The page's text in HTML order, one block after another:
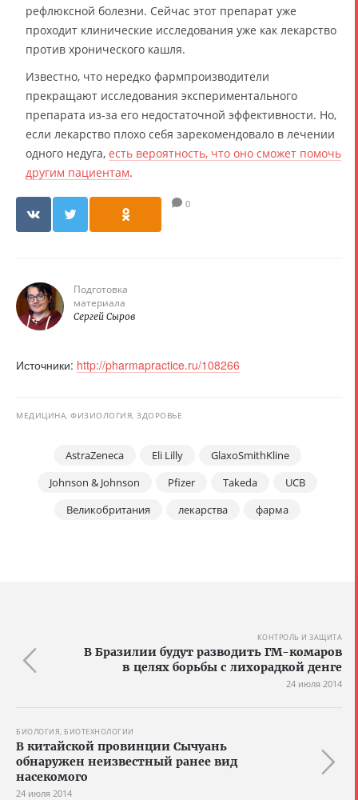
рефлюксной болезни. Сейчас этот препарат уже
проходит клинические исследования уже как лекарство
против хронического кашля.
Известно, что нередко фармпроизводители
прекращают исследования экспериментального
препарата из-за его недостаточной эффективности. Но,
если лекарство плохо себя зарекомендовало в лечении
одного недуга, есть вероятность, что оно сможет помочь
другим пациентам.
0
Подготовка
материала
Сергей Сыров
Источники: http://pharmapractice.ru/108266
МЕДИЦИНА, ФИЗИОЛОГИЯ, ЗДОРОВЬЕ
AstraZeneca Eli Lilly
GlaxoSmithKline
Johnson & Johnson
Pfizer Takeda
UCB
Великобритания
лекарства фарма
КОНТРОЛЬ И ЗАЩИТА
В Бразилии будут разводить ГМ-комаров
в целях борьбы с лихорадкой денге
24 июля 2014
БИОЛОГИЯ, БИОТЕХНОЛОГИИ
В китайской провинции Сычуань
обнаружен неизвестный ранее вид
насекомого
24 июля 2014